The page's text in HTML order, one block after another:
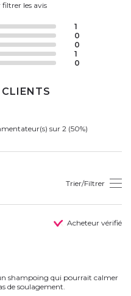
filtrer les avis
0
1
0
0
1
sur 2 (50%)
Trier/Filtrer
Acheteur vérifié
shampoing qui pourrait calmer
de soulagement.